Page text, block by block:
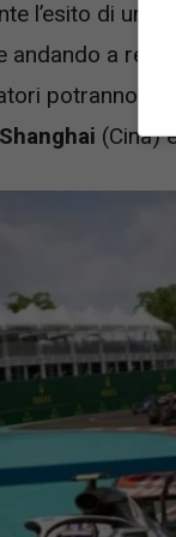
l’esito di una
a
potranno
Shanghai (Cina)